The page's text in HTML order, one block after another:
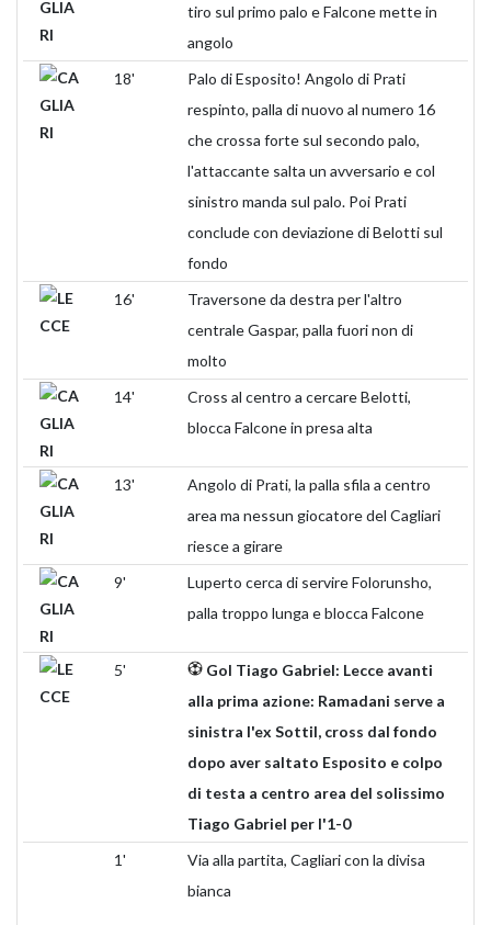
tiro sul primo palo e Falcone mette in
angolo
18'
Palo di Esposito! Angolo di Prati
respinto, palla di nuovo al numero 16
che crossa forte sul secondo palo,
l'attaccante salta un avversario e col
sinistro manda sul palo. Poi Prati
conclude con deviazione di Belotti sul
fondo
16'
Traversone da destra per l'altro
centrale Gaspar, palla fuori non di
molto
14'
Cross al centro a cercare Belotti,
blocca Falcone in presa alta
13'
Angolo di Prati, la palla sfila a centro
area ma nessun giocatore del Cagliari
riesce a girare
9'
Luperto cerca di servire Folorunsho,
palla troppo lunga e blocca Falcone
5'
Gol Tiago Gabriel: Lecce avanti
alla prima azione: Ramadani serve a
sinistra l'ex Sottil, cross dal fondo
dopo aver saltato Esposito e colpo
di testa a centro area del solissimo
Tiago Gabriel per l'1-0
1'
Via alla partita, Cagliari con la divisa
bianca